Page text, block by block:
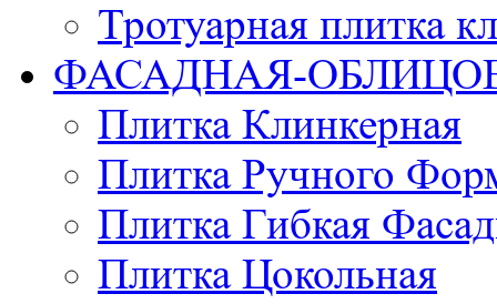
Тротуарная плитка
ФАСАДНАЯ-
Плитка Клинкерная
Плитка Ручного
Плитка Гибкая
Плитка Цокольная